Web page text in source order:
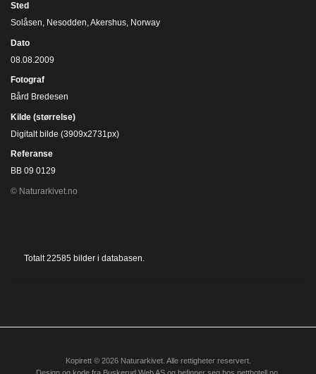
Sted
Solåsen, Nesodden, Akershus, Norway
Dato
08.08.2009
Fotograf
Bård Bredesen
Kilde (størrelse)
Digitalt bilde (3909x2731px)
Referanse
BB 09 0129
© Naturarkivet.no
Totalt 22585 bilder i databasen.
Kopirett © 2026 Naturarkivet. Alle rettigheter reservert.
Design og kode fra Buskerud Web AS og befinner seg hos netthotell.no